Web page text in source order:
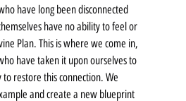
have long been disconnected
have no ability to feel or
Plan. This is where we come in,
have taken it upon ourselves to
restore this connection. We
and create a new blueprint